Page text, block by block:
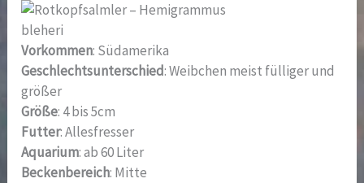
Vorkommen: Südamerika
Geschlechtsunterschied: Weibchen meist fülliger und
größer
Größe: 4 bis 5cm
Futter: Allesfresser
Aquarium: ab 60 Liter
Beckenbereich: Mitte